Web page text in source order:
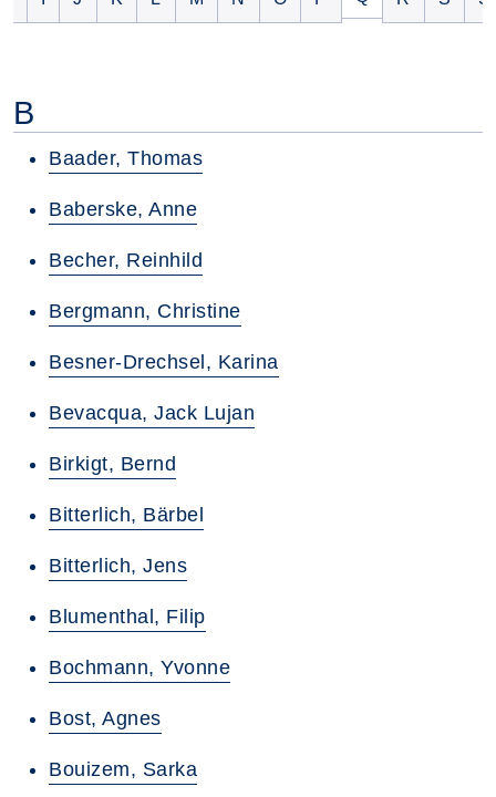
B
Baader, Thomas
Baberske, Anne
Becher, Reinhild
Bergmann, Christine
Besner-Drechsel, Karina
Bevacqua, Jack Lujan
Birkigt, Bernd
Bitterlich, Bärbel
Bitterlich, Jens
Blumenthal, Filip
Bochmann, Yvonne
Bost, Agnes
Bouizem, Sarka